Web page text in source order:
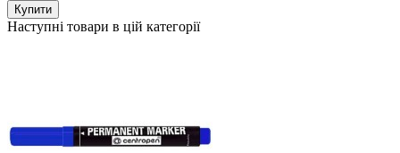
Наступні товари в цій категорії